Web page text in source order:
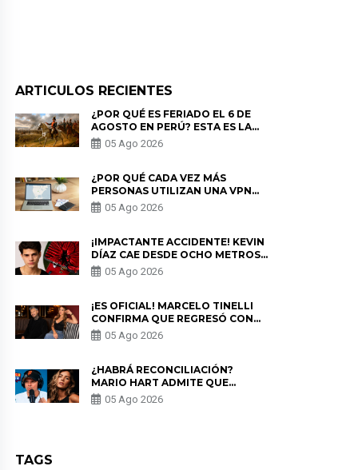
ARTICULOS RECIENTES
¿POR QUÉ ES FERIADO EL 6 DE
AGOSTO EN PERÚ? ESTA ES LA
HISTORIA
05 Ago 2026
¿POR QUÉ CADA VEZ MÁS
PERSONAS UTILIZAN UNA VPN
PARA PROTEGER SU
PRIVACIDAD?
05 Ago 2026
¡IMPACTANTE ACCIDENTE! KEVIN
DÍAZ CAE DESDE OCHO METROS
EN “ESTO ES GUERRA” Y GENERA
PREOCUPACIÓN
05 Ago 2026
¡ES OFICIAL! MARCELO TINELLI
CONFIRMA QUE REGRESÓ CON
MILETT FIGUEROA: “EL AMOR
PUDO MÁS”
05 Ago 2026
¿HABRÁ RECONCILIACIÓN?
MARIO HART ADMITE QUE
PODRÍA VOLVER CON KORINA
RIVADENEIRA: “NO LE CERRARÍA
05 Ago 2026
TAGS